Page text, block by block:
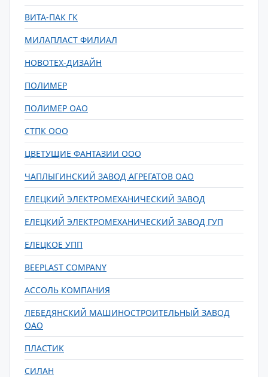
ВИТА-ПАК ГК
МИЛАПЛАСТ ФИЛИАЛ
НОВОТЕХ-ДИЗАЙН
ПОЛИМЕР
ПОЛИМЕР ОАО
СТПК ООО
ЦВЕТУЩИЕ ФАНТАЗИИ ООО
ЧАПЛЫГИНСКИЙ ЗАВОД АГРЕГАТОВ ОАО
ЕЛЕЦКИЙ ЭЛЕКТРОМЕХАНИЧЕСКИЙ ЗАВОД
ЕЛЕЦКИЙ ЭЛЕКТРОМЕХАНИЧЕСКИЙ ЗАВОД ГУП
ЕЛЕЦКОЕ УПП
BEEPLAST COMPANY
АССОЛЬ КОМПАНИЯ
ЛЕБЕДЯНСКИЙ МАШИНОСТРОИТЕЛЬНЫЙ ЗАВОД
ОАО
ПЛАСТИК
СИЛАН